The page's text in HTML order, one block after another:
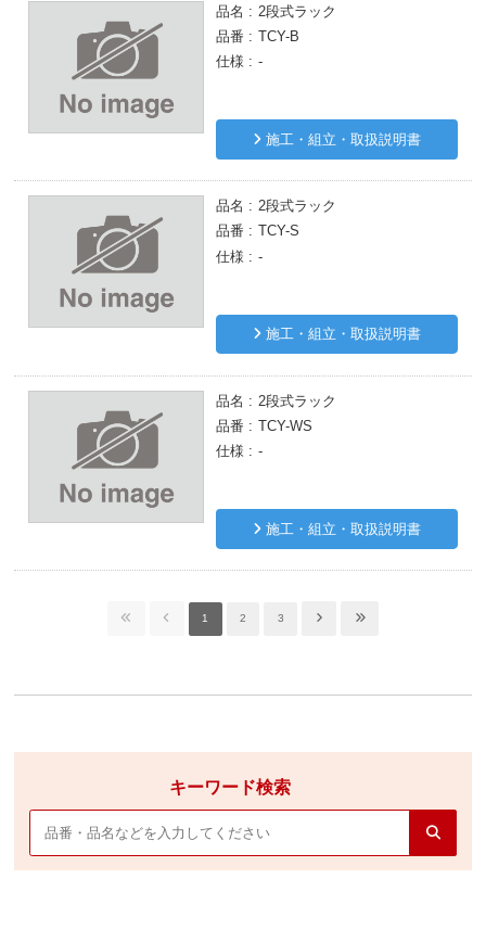
品名
2段式ラック
品番
TCY-B
仕様
-
施工・組立・取扱説明書
品名
2段式ラック
品番
TCY-S
仕様
-
施工・組立・取扱説明書
品名
2段式ラック
品番
TCY-WS
仕様
-
施工・組立・取扱説明書
1 2 3
キーワード検索